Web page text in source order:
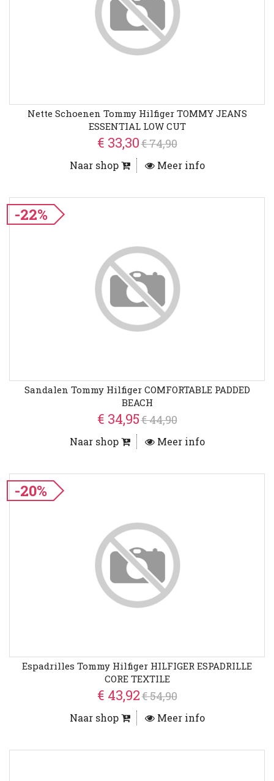
Nette Schoenen Tommy Hilfiger TOMMY JEANS
ESSENTIAL LOW CUT
€ 33,30€ 74,90
Naar shop Meer info
-22%
Sandalen Tommy Hilfiger COMFORTABLE PADDED
BEACH
€ 34,95€ 44,90
Naar shop Meer info
-20%
Espadrilles Tommy Hilfiger HILFIGER ESPADRILLE
CORE TEXTILE
€ 43,92€ 54,90
Naar shop Meer info